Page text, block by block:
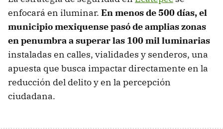
enfocará en iluminar. En menos de 500 días, el
municipio mexiquense pasó de amplias zonas
en penumbra a superar las 100 mil luminarias
instaladas en calles, vialidades y senderos, una
apuesta que busca impactar directamente en la
reducción del delito y en la percepción
ciudadana.